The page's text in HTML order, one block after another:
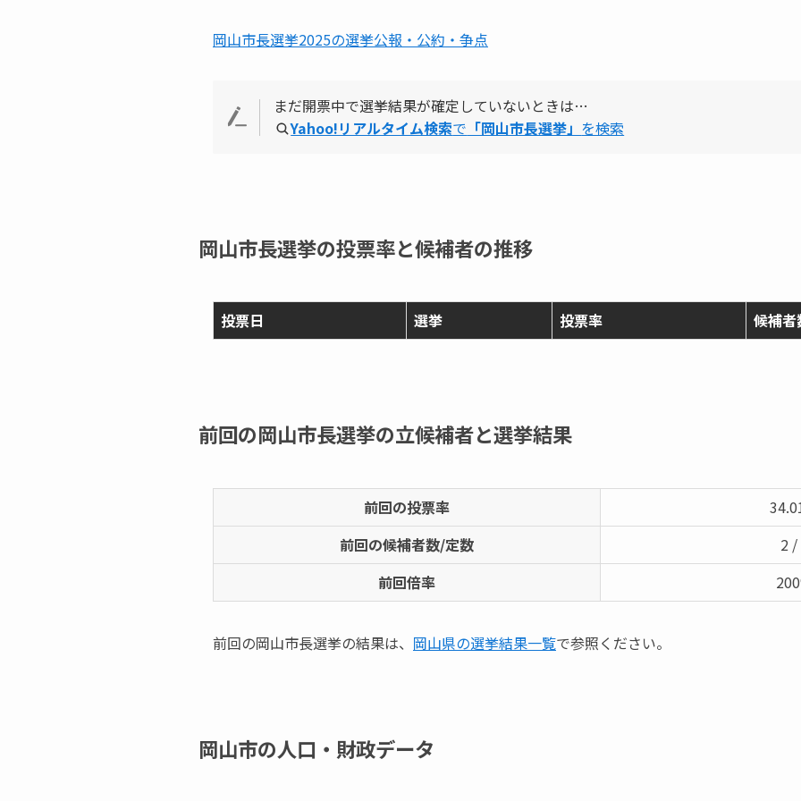
岡山市長選挙2025の選挙公報・公約・争点
まだ開票中で選挙結果が確定していないときは…
Yahoo!リアルタイム検索で 「岡山市長選挙」 を検索
岡山市長選挙の投票率と候補者の推移
投票日 選挙 投票率 候補者
前回の岡山市長選挙の立候補者と選挙結果
前回の投票率
前回の候補者数/定数
2 /
前回倍率
前回の岡山市長選挙の結果は、 岡山県の選挙結果一覧で参照ください。
岡山市の人口・財政データ